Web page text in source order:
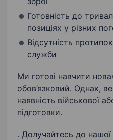
Готовність до
позиціях у різних
Відсутність
служби
Ми готові навчити
обов’язковий. Однак,
наявність військової
підготовки.
. Долучайтесь до